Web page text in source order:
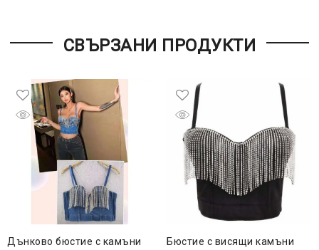
СВЪРЗАНИ ПРОДУКТИ
Дънково бюстие с камъни
Бюстие с висящи камъни